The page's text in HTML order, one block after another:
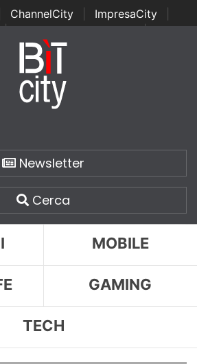
ChannelCity ImpresaCity
| Italian Channel Awards | Italian
Italian Security Awards
Newsletter
Cerca
MOBILE
GAMING
TECH